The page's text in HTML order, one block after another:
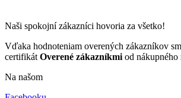
Naši spokojní zákazníci hovoria za všetko!
Vďaka hodnoteniam overených zákazníkov
certifikát Overené zákazníkmi od nákupného
Na našom